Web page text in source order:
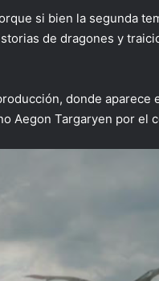
si bien la segunda
de dragones y
donde aparece
Aegon Targaryen por el